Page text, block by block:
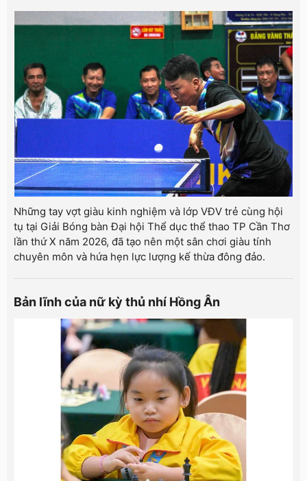
Những tay vợt giàu kinh nghiệm và lớp VĐV trẻ cùng hội
tụ tại Giải Bóng bàn Đại hội Thể dục thể thao TP Cần Thơ
lần thứ X năm 2026, đã tạo nên một sân chơi giàu tính
chuyên môn và hứa hẹn lực lượng kế thừa đông đảo.
Bản lĩnh của nữ kỳ thủ nhí Hồng Ân